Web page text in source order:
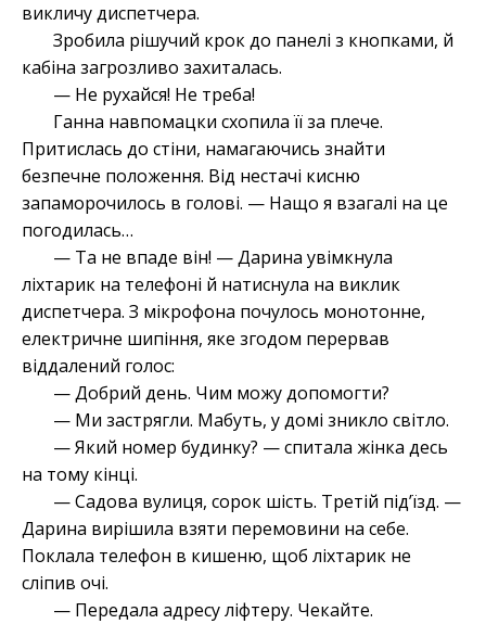
викличу диспетчера.
Зробила рішучий крок до панелі з кнопками, й
кабіна загрозливо захиталась.
— Не рухайся! Не треба!
Ганна навпомацки схопила її за плече.
Притислась до стіни, намагаючись знайти
безпечне положення. Від нестачі кисню
запаморочилось в голові. — Нащо я взагалі на це
погодилась…
— Та не впаде він! — Дарина увімкнула
ліхтарик на телефоні й натиснула на виклик
диспетчера. З мікрофона почулось монотонне,
електричне шипіння, яке згодом перервав
віддалений голос:
— Добрий день. Чим можу допомогти?
— Ми застрягли. Мабуть, у домі зникло світло.
— Який номер будинку? — спитала жінка десь
на тому кінці.
— Садова вулиця, сорок шість. Третій підʼїзд. —
Дарина вирішила взяти перемовини на себе.
Поклала телефон в кишеню, щоб ліхтарик не
сліпив очі.
— Передала адресу ліфтеру. Чекайте.